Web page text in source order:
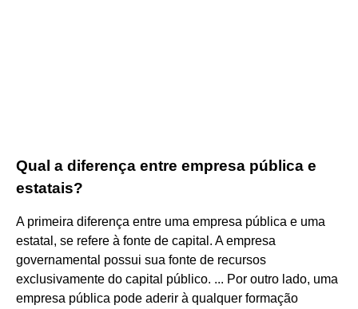
Qual a diferença entre empresa pública e
estatais?
A primeira diferença entre uma empresa pública e uma
estatal, se refere à fonte de capital. A empresa
governamental possui sua fonte de recursos
exclusivamente do capital público. ... Por outro lado, uma
empresa pública pode aderir à qualquer formação